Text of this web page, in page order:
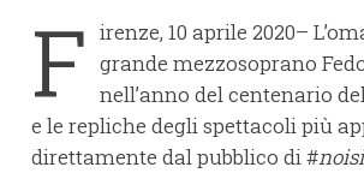
F irenze, 10 aprile 2020–
grande mezzosoprano
nell’anno del centenario
e le repliche degli spettacoli più
direttamente dal pubblico di #